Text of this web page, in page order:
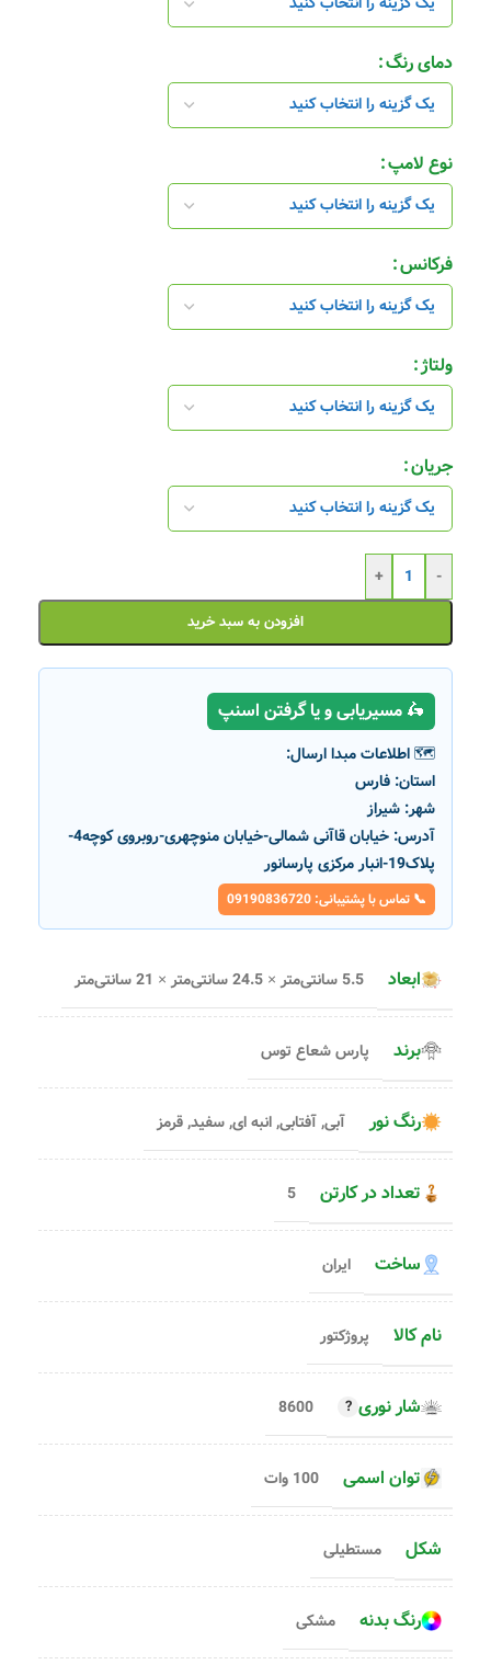
دمای رنگ
نوع لامپ
فرکانس
ولتاژ
جریان
-
+
افزودن به سبد خرید
🛵 مسیریابی و یا گرفتن اسنپ
🗺️ اطلاعات مبدا ارسال:
استان: فارس
شهر: شیراز
آدرس:
خیابان قاآنی شمالی-خیابان منوچهری-روبروی کوچه4-
پلاک19-انبار مرکزی پارسانور
📞 تماس با پشتیبانی: 09190836720
ابعاد 5.5 سانتی‌متر × 24.5 سانتی‌متر × 21 سانتی‌متر
برند پارس شعاع توس
رنگ نور آبی,آفتابی,انبه ای,سفید,قرمز
تعداد در کارتن 5
ساخت ایران
نام کالا پروژکتور
شار نوری 8600
توان اسمی 100 وات
شکل مستطیلی
رنگ بدنه مشکی